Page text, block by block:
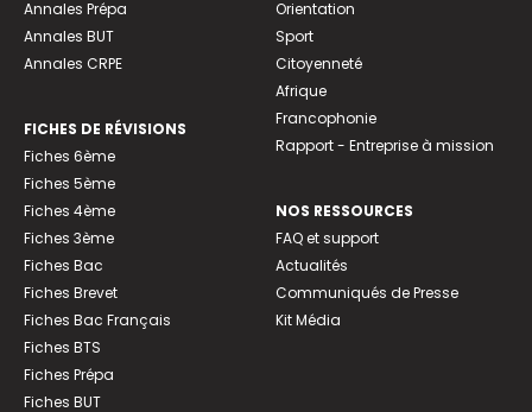
Annales Prépa
Annales BUT
Annales CRPE
FICHES DE RÉVISIONS
Fiches 6ème
Fiches 5ème
Fiches 4ème
Fiches 3ème
Fiches Bac
Fiches Brevet
Fiches Bac Français
Fiches BTS
Fiches Prépa
Fiches BUT
Orientation
Sport
Citoyenneté
Afrique
Francophonie
Rapport - Entreprise à mission
NOS RESSOURCES
FAQ et support
Actualités
Communiqués de Presse
Kit Média